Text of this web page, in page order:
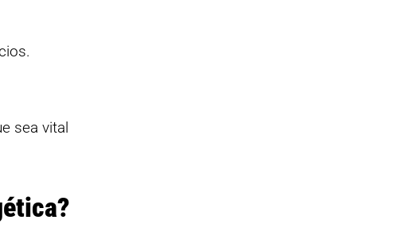
sea vital